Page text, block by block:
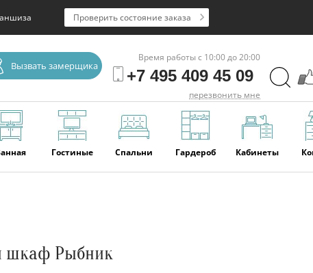
Проверить состояние заказа
Вызвать замерщика
Время работы с 10:00 до 20:00
+7 495 409 45 09
перезвонить мне
Гостиные Спальни Гардероб Кабинеты
шкаф Рыбник